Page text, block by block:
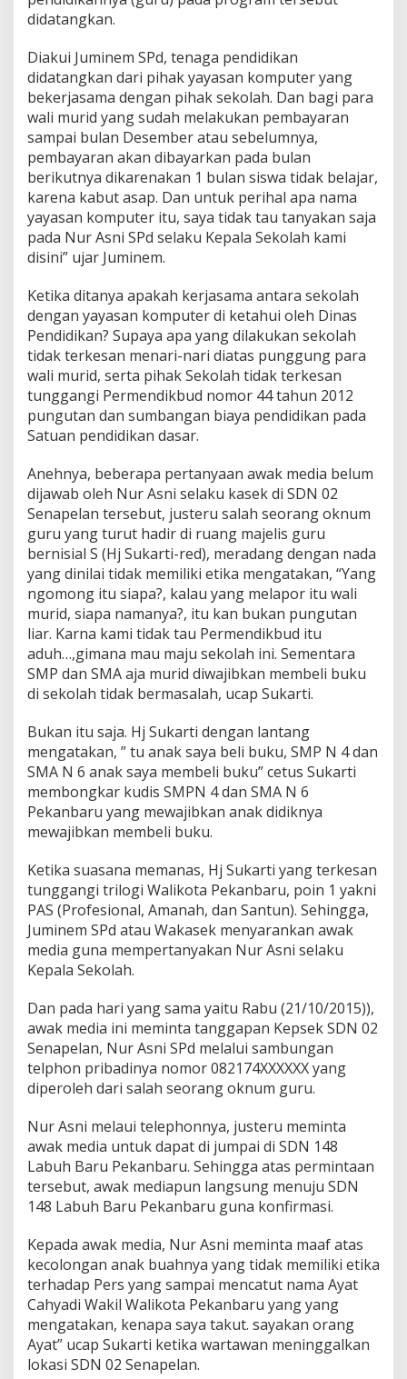
r
didatangkan.
Diakui Juminem SPd, tenaga pendidikan
didatangkan dari pihak yayasan komputer yang
bekerjasama dengan pihak sekolah. Dan bagi para
wali murid yang sudah melakukan pembayaran
sampai bulan Desember atau sebelumnya,
pembayaran akan dibayarkan pada bulan
berikutnya dikarenakan 1 bulan siswa tidak belajar,
karena kabut asap. Dan untuk perihal apa nama
yayasan komputer itu, saya tidak tau tanyakan saja
pada Nur Asni SPd selaku Kepala Sekolah kami
disini” ujar Juminem.
Ketika ditanya apakah kerjasama antara sekolah
dengan yayasan komputer di ketahui oleh Dinas
Pendidikan? Supaya apa yang dilakukan sekolah
tidak terkesan menari-nari diatas punggung para
wali murid, serta pihak Sekolah tidak terkesan
tunggangi Permendikbud nomor 44 tahun 2012
pungutan dan sumbangan biaya pendidikan pada
Satuan pendidikan dasar.
Anehnya, beberapa pertanyaan awak media belum
dijawab oleh Nur Asni selaku kasek di SDN 02
Senapelan tersebut, justeru salah seorang oknum
guru yang turut hadir di ruang majelis guru
bernisial S (Hj Sukarti-red), meradang dengan nada
yang dinilai tidak memiliki etika mengatakan, “Yang
ngomong itu siapa?, kalau yang melapor itu wali
murid, siapa namanya?, itu kan bukan pungutan
liar. Karna kami tidak tau Permendikbud itu
aduh…,gimana mau maju sekolah ini. Sementara
SMP dan SMA aja murid diwajibkan membeli buku
di sekolah tidak bermasalah, ucap Sukarti.
Bukan itu saja. Hj Sukarti dengan lantang
mengatakan, ” tu anak saya beli buku, SMP N 4 dan
SMA N 6 anak saya membeli buku” cetus Sukarti
membongkar kudis SMPN 4 dan SMA N 6
Pekanbaru yang mewajibkan anak didiknya
mewajibkan membeli buku.
Ketika suasana memanas, Hj Sukarti yang terkesan
tunggangi trilogi Walikota Pekanbaru, poin 1 yakni
PAS (Profesional, Amanah, dan Santun). Sehingga,
Juminem SPd atau Wakasek menyarankan awak
media guna mempertanyakan Nur Asni selaku
Kepala Sekolah.
Dan pada hari yang sama yaitu Rabu (21/10/2015)),
awak media ini meminta tanggapan Kepsek SDN 02
Senapelan, Nur Asni SPd melalui sambungan
telphon pribadinya nomor 082174XXXXXX yang
diperoleh dari salah seorang oknum guru.
Nur Asni melaui telephonnya, justeru meminta
awak media untuk dapat di jumpai di SDN 148
Labuh Baru Pekanbaru. Sehingga atas permintaan
tersebut, awak mediapun langsung menuju SDN
148 Labuh Baru Pekanbaru guna konfirmasi.
Kepada awak media, Nur Asni meminta maaf atas
kecolongan anak buahnya yang tidak memiliki etika
terhadap Pers yang sampai mencatut nama Ayat
Cahyadi Wakil Walikota Pekanbaru yang yang
mengatakan, kenapa saya takut. sayakan orang
Ayat” ucap Sukarti ketika wartawan meninggalkan
lokasi SDN 02 Senapelan.